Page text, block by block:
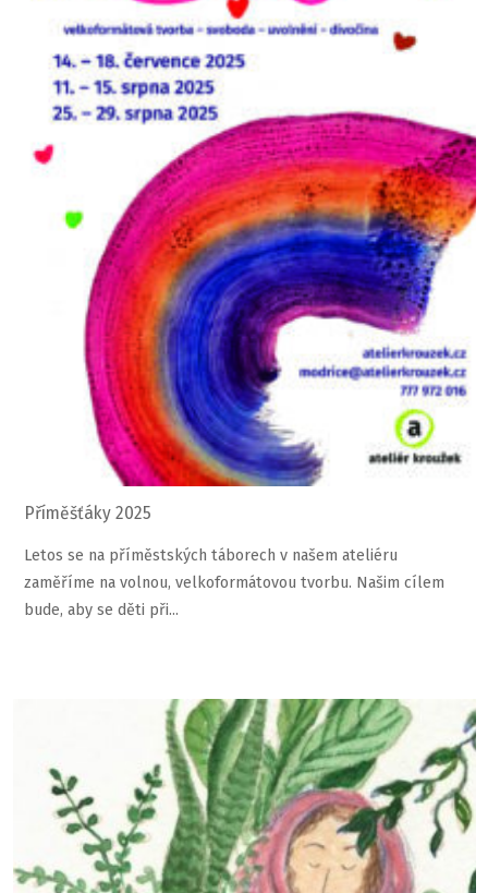
Příměšťáky 2025
Letos se na příměstských táborech v našem ateliéru
zaměříme na volnou, velkoformátovou tvorbu. Našim cílem
bude, aby se děti při...